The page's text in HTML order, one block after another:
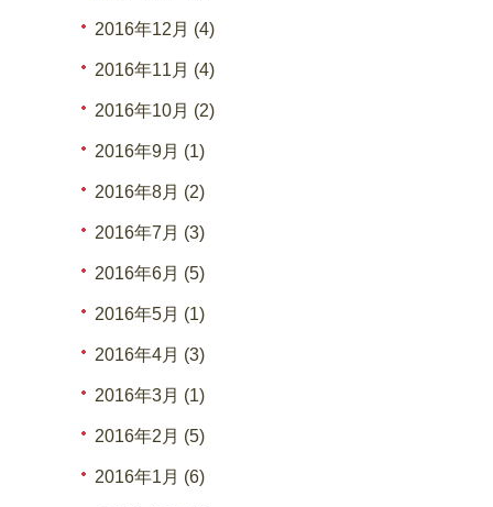
2016年12月 (4)
2016年11月 (4)
2016年10月 (2)
2016年9月 (1)
2016年8月 (2)
2016年7月 (3)
2016年6月 (5)
2016年5月 (1)
2016年4月 (3)
2016年3月 (1)
2016年2月 (5)
2016年1月 (6)